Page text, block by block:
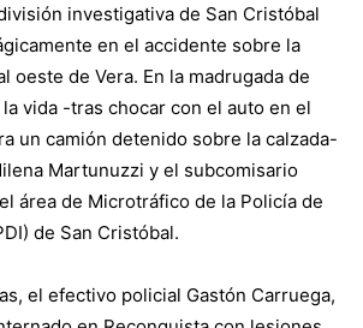
investigativa de San Cristóbal
en el accidente sobre la
oeste de Vera. En la madrugada de
vida -tras chocar con el auto en el
un camión detenido sobre la calzada-
Martunuzzi y el subcomisario
área de Microtráfico de la Policía de
de San Cristóbal.
el efectivo policial Gastón Carruega,